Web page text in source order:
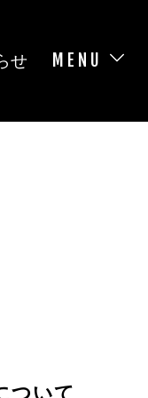
せ MENU
ついて